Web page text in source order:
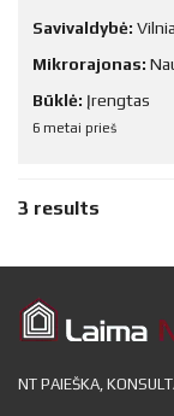
Savivaldybė:
Mikrorajonas:
Būklė: Įrengtas
6 metai prieš
3 results
NT PAIEŠKA,